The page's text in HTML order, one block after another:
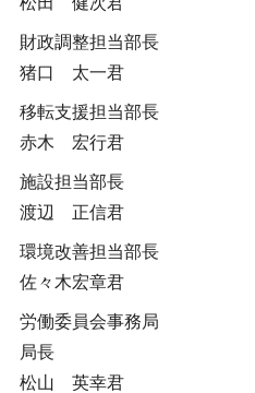
財政調整担当部長
猪口 太一君
移転支援担当部長
赤木 宏行君
施設担当部長
渡辺 正信君
環境改善担当部長
佐々木宏章君
労働委員会事務局
局長
松山 英幸君